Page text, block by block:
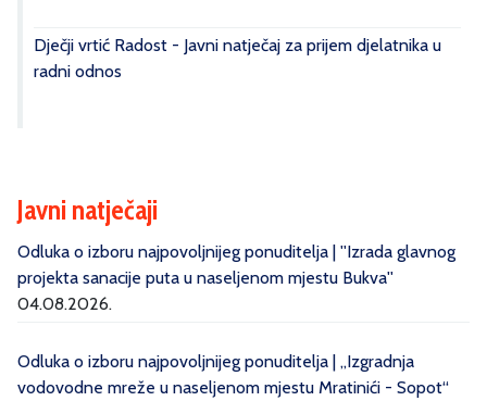
Dječji vrtić Radost - Javni natječaj za prijem djelatnika u
radni odnos
Javni natječaji
Odluka o izboru najpovoljnijeg ponuditelja | ''Izrada glavnog
projekta sanacije puta u naseljenom mjestu Bukva''
04.08.2026.
Odluka o izboru najpovoljnijeg ponuditelja | „Izgradnja
vodovodne mreže u naseljenom mjestu Mratinići - Sopot“